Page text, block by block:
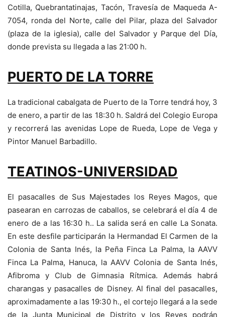
Cotilla, Quebrantatinajas, Tacón, Travesía de Maqueda A-
7054, ronda del Norte, calle del Pilar, plaza del Salvador
(plaza de la iglesia), calle del Salvador y Parque del Día,
donde prevista su llegada a las 21:00 h.
PUERTO DE LA TORRE
La tradicional cabalgata de Puerto de la Torre tendrá hoy, 3
de enero, a partir de las 18:30 h. Saldrá del Colegio Europa
y recorrerá las avenidas Lope de Rueda, Lope de Vega y
Pintor Manuel Barbadillo.
TEATINOS-UNIVERSIDAD
El pasacalles de Sus Majestades los Reyes Magos, que
pasearan en carrozas de caballos, se celebrará el día 4 de
enero de a las 16:30 h.. La salida será en calle La Sonata.
En este desfile participarán la Hermandad El Carmen de la
Colonia de Santa Inés, la Peña Finca La Palma, la AAVV
Finca La Palma, Hanuca, la AAVV Colonia de Santa Inés,
Afibroma y Club de Gimnasia Rítmica. Además habrá
charangas y pasacalles de Disney. Al final del pasacalles,
aproximadamente a las 19:30 h., el cortejo llegará a la sede
de la Junta Municipal de Distrito y los Reyes podrán